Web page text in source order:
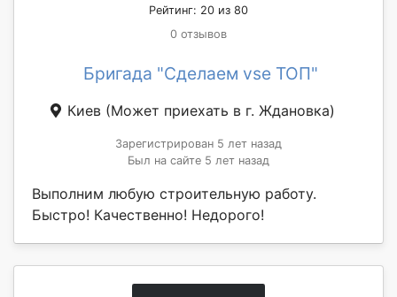
Рейтинг: 20 из 80
0 отзывов
Бригада "Сделаем vse ТОП"
Киев (Может приехать в г. Ждановка)
Зарегистрирован 5 лет назад
Был на сайте 5 лет назад
Выполним любую строительную работу.
Быстро! Качественно! Недорого!